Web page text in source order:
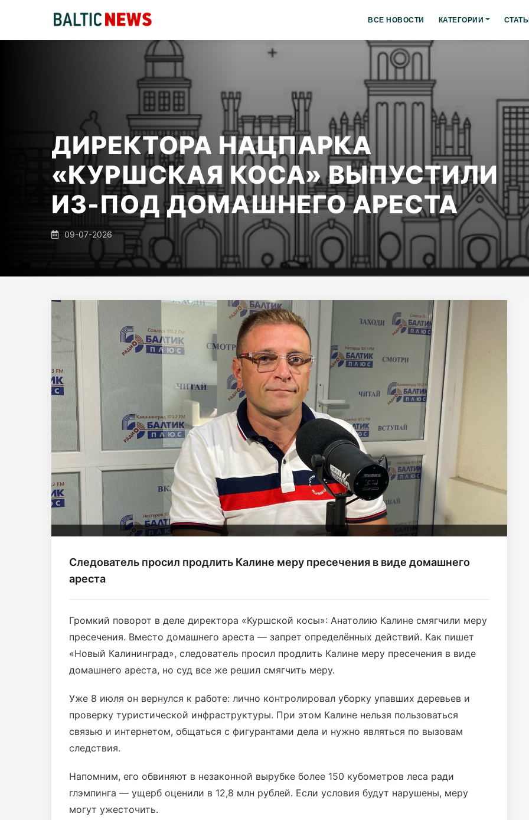
ВСЕ НОВОСТИ КАТЕГОРИИ
ДИРЕКТОРА НАЦПАРКА
«КУРШСКАЯ КОСА» ВЫПУСТИЛИ
ИЗ-ПОД ДОМАШНЕГО АРЕСТА
09-07-2026
Следователь просил продлить Калине меру пресечения в виде домашнего
ареста
Громкий поворот в деле директора «Куршской косы»: Анатолию Калине смягчили меру
пресечения. Вместо домашнего ареста — запрет определённых действий. Как пишет
«Новый Калининград», следователь просил продлить Калине меру пресечения в виде
домашнего ареста, но суд все же решил смягчить меру.
Уже 8 июля он вернулся к работе: лично контролировал уборку упавших деревьев и
проверку туристической инфраструктуры. При этом Калине нельзя пользоваться
связью и интернетом, общаться с фигурантами дела и нужно являться по вызовам
следствия.
Напомним, его обвиняют в незаконной вырубке более 150 кубометров леса ради
глэмпинга — ущерб оценили в 12,8 млн рублей. Если условия будут нарушены, меру
могут ужесточить.